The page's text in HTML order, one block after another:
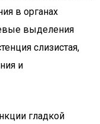
в органах
выделения
слизистая,
и
гладкой